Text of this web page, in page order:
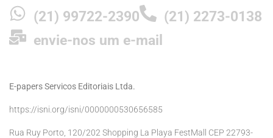
(21) 99722-2390
(21) 2273-0138
envie-nos um e-mail
E-papers Servicos Editoriais Ltda.
https://isni.org/isni/0000000530656585
Rua Ruy Porto, 120/202 Shopping La Playa FestMall CEP 22793-